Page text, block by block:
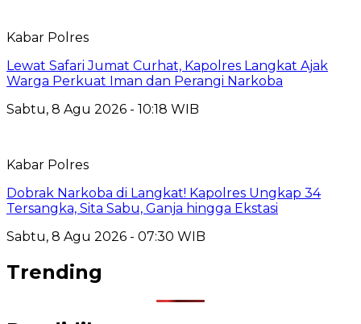
Kabar Polres
Lewat Safari Jumat Curhat, Kapolres Langkat Ajak
Warga Perkuat Iman dan Perangi Narkoba
Sabtu, 8 Agu 2026 - 10:18 WIB
Kabar Polres
Dobrak Narkoba di Langkat! Kapolres Ungkap 34
Tersangka, Sita Sabu, Ganja hingga Ekstasi
Sabtu, 8 Agu 2026 - 07:30 WIB
Trending